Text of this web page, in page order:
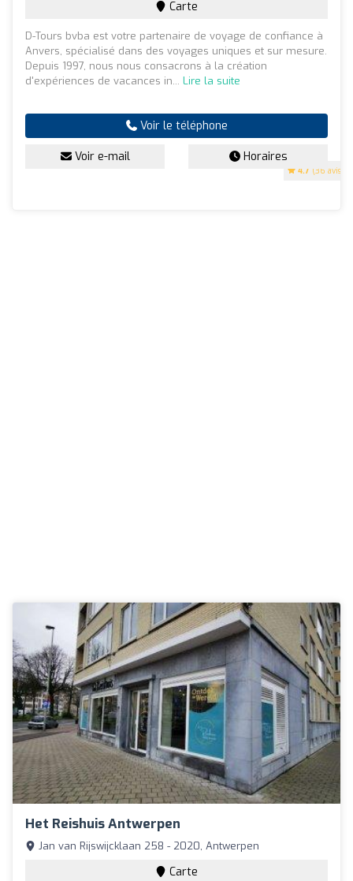
4.7 (36 avis)
Carte
D-Tours bvba est votre partenaire de voyage de confiance à
Anvers, spécialisé dans des voyages uniques et sur mesure.
Depuis 1997, nous nous consacrons à la création
d'expériences de vacances in... Lire la suite
Voir le téléphone
Voir e-mail Horaires
Het Reishuis Antwerpen
Jan van Rijswijcklaan 258 - 2020, Antwerpen
Carte